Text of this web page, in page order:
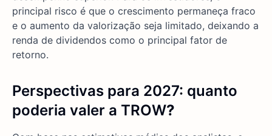
principal risco é que o crescimento permaneça fraco
e o aumento da valorização seja limitado, deixando a
renda de dividendos como o principal fator de
retorno.
Perspectivas para 2027: quanto
poderia valer a TROW?